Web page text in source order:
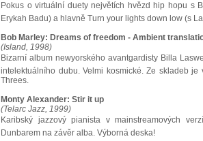
Pokus o virtuální duety největích hvězd hip hopu s
Erykah Badu) a hlavně Turn your lights down low (s
Bob Marley: Dreams of freedom - Ambient
(Island, 1998)
Bizarní album newyorského avantgardisty Billa
intelektuálního dubu. Velmi kosmické. Ze skladeb
Threes.
Monty Alexander: Stir it up
(Telarc Jazz, 1999)
Karibský jazzový pianista v mainstreamových
Dunbarem na závěr alba. Výborná deska!